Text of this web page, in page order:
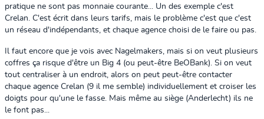
pratique ne sont pas monnaie courante... Un des exemple c'est
Crelan. C'est écrit dans leurs tarifs, mais le problème c'est que c'est
un réseau d'indépendants, et chaque agence choisi de le faire ou pas.
Il faut encore que je vois avec Nagelmakers, mais si on veut plusieurs
coffres ça risque d'être un Big 4 (ou peut-être BeOBank). Si on veut
tout centraliser à un endroit, alors on peut peut-être contacter
chaque agence Crelan (9 il me semble) individuellement et croiser les
doigts pour qu'une le fasse. Mais même au siège (Anderlecht) ils ne
le font pas...